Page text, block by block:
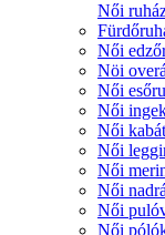
Női
Női
Nöi
Női
Női
Női
Női
Női
Női
Női
Női